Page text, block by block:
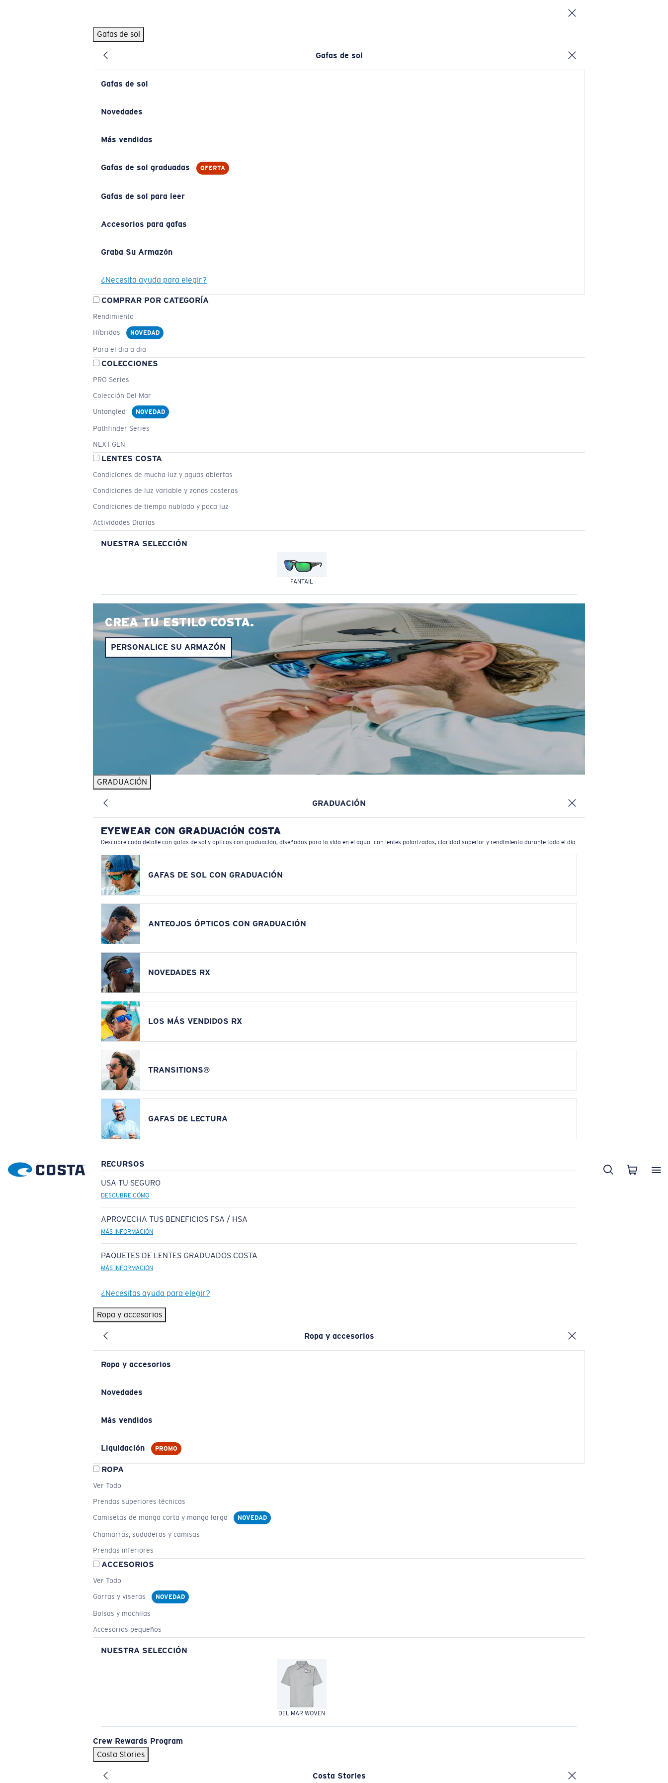
Gafas de sol
Gafas de sol
Gafas de sol
Novedades
Más vendidas
Gafas de sol graduadas OFERTA
Gafas de sol para leer
Accesorios para gafas
Graba Su Armazón
¿Necesita ayuda para elegir?
COMPRAR POR CATEGORÍA
Rendimiento
Híbridas
NOVEDAD
Para el dia a dia
COLECCIONES
PRO Series
Colección Del Mar
Untangled
NOVEDAD
Pathfinder Series
NEXT-GEN
LENTES COSTA
Condiciones de mucha luz y aguas abiertas
Condiciones de luz variable y zonas costeras
Condiciones de tiempo nublado y poca luz
Actividades Diarias
NUESTRA SELECCIÓN
FANTAIL
CREA TU ESTILO COSTA.
PERSONALICE SU ARMAZÓN
GRADUACIÓN
GRADUACIÓN
EYEWEAR CON GRADUACIÓN COSTA
Descubre cada detalle con gafas de sol y ópticos con graduación, diseñados para la vida en el agua—con lentes polarizados, claridad superior y rendimiento durante todo el día.
GAFAS DE SOL CON GRADUACIÓN
ANTEOJOS ÓPTICOS CON GRADUACIÓN
NOVEDADES RX
LOS MÁS VENDIDOS RX
TRANSITIONS®
GAFAS DE LECTURA
RECURSOS
USA TU SEGURO
DESCUBRE CÓMO
APROVECHA TUS BENEFICIOS FSA / HSA
MÁS INFORMACIÓN
PAQUETES DE LENTES GRADUADOS COSTA
MÁS INFORMACIÓN
¿Necesitas ayuda para elegir?
Ropa y accesorios
Ropa y accesorios
Ropa y accesorios
Novedades
Más vendidos
Liquidación PROMO
ROPA
Ver Todo
Prendas superiores técnicas
Camisetas de manga corta y manga larga
NOVEDAD
Chamarras, sudaderas y camisas
Prendas inferiores
ACCESORIOS
Ver Todo
Gorras y viseras
NOVEDAD
Bolsas y mochilas
Accesorios pequeños
NUESTRA SELECCIÓN
DEL MAR WOVEN
Crew Rewards Program
Costa Stories
Costa Stories
BÚSQUEDAS POPULARES
Pilothouse PRO Limited Edition Pack
Gafas de sol personalizadas
Los más vendidos de gafas de sol